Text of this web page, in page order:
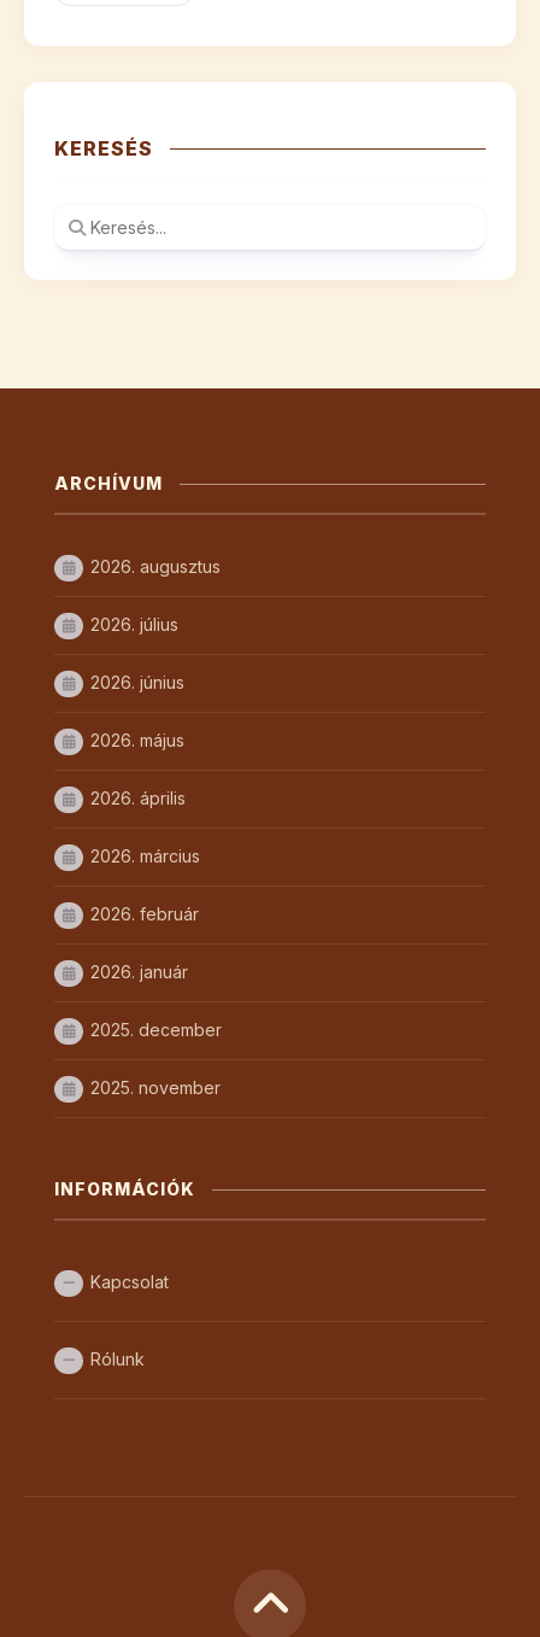
KERESÉS
ARCHÍVUM
2026. augusztus
2026. július
2026. június
2026. május
2026. április
2026. március
2026. február
2026. január
2025. december
2025. november
INFORMÁCIÓK
Kapcsolat
Rólunk